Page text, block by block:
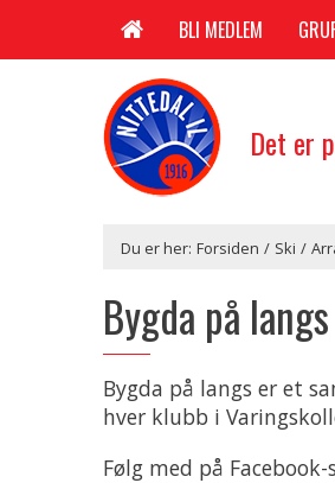
BLI MEDLEM
Det er
Du er her: Forsiden / Ski /
Bygda på langs
Bygda på langs er et
hver klubb i
Følg med på